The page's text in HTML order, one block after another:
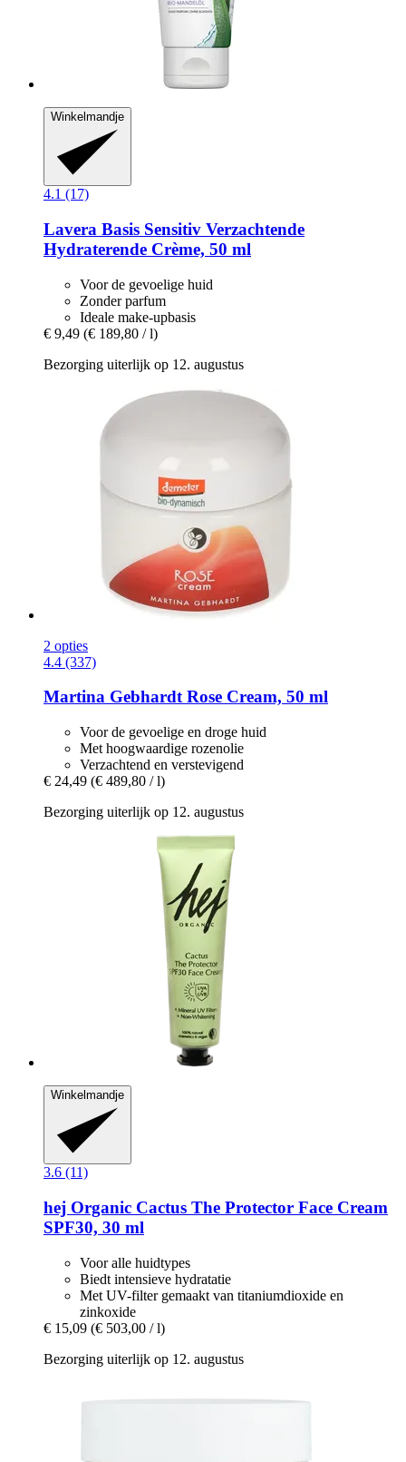
Winkelmandje
4.1 (17)
Lavera Basis Sensitiv Verzachtende
Hydraterende Crème, 50 ml
Voor de gevoelige huid
Zonder parfum
Ideale make-upbasis
€ 9,49 (€ 189,80 / l)
Bezorging uiterlijk op 12. augustus
2 opties
4.4 (337)
Martina GebhardtRose Cream, 50 ml
Voor de gevoelige en droge huid
Met hoogwaardige rozenolie
Verzachtend en verstevigend
€ 24,49 (€ 489,80 / l)
Bezorging uiterlijk op 12. augustus
Winkelmandje
3.6 (11)
hej Organic Cactus The Protector Face Cream
SPF30, 30 ml
Voor alle huidtypes
Biedt intensieve hydratatie
Met UV-filter gemaakt van titaniumdioxide en
zinkoxide
€ 15,09 (€ 503,00 / l)
Bezorging uiterlijk op 12. augustus